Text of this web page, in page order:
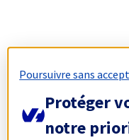
Poursuivre sans
Protéger
notre